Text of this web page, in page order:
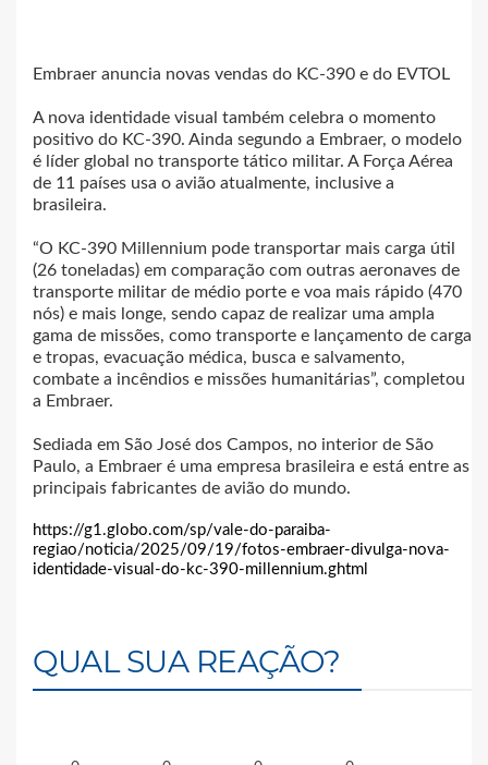
Embraer anuncia novas vendas do KC-390 e do EVTOL
A nova identidade visual também celebra o momento
positivo do KC-390. Ainda segundo a Embraer, o modelo
é líder global no transporte tático militar. A Força Aérea
de 11 países usa o avião atualmente, inclusive a
brasileira.
“O KC-390 Millennium pode transportar mais carga útil
(26 toneladas) em comparação com outras aeronaves de
transporte militar de médio porte e voa mais rápido (470
nós) e mais longe, sendo capaz de realizar uma ampla
gama de missões, como transporte e lançamento de carga
e tropas, evacuação médica, busca e salvamento,
combate a incêndios e missões humanitárias”, completou
a Embraer.
Sediada em São José dos Campos, no interior de São
Paulo, a Embraer é uma empresa brasileira e está entre as
principais fabricantes de avião do mundo.
https://g1.globo.com/sp/vale-do-paraiba-
regiao/noticia/2025/09/19/fotos-embraer-divulga-nova-
identidade-visual-do-kc-390-millennium.ghtml
QUAL SUA REAÇÃO?